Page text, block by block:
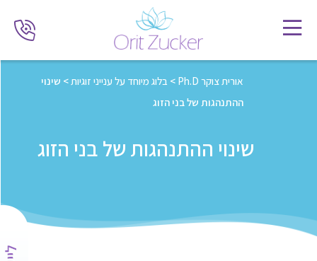
אורית צוקר Ph.D > בלוג מיוחד על ענייני זוגיות> שינוי
ההתנהגות של בני הזוג
שינוי ההתנהגות של בני הזוג